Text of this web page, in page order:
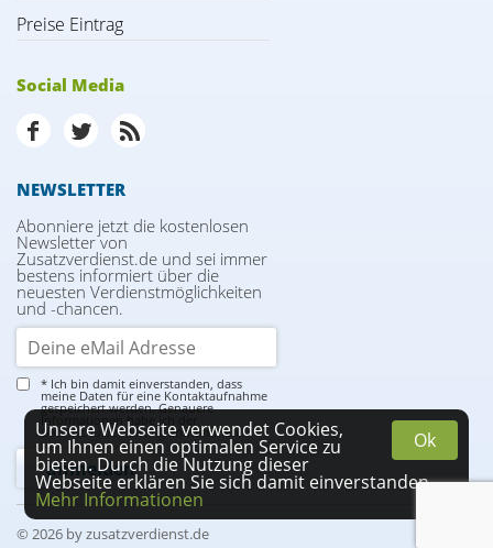
Preise Eintrag
Social Media
NEWSLETTER
Abonniere jetzt die kostenlosen
Newsletter von
Zusatzverdienst.de und sei immer
bestens informiert über die
neuesten Verdienstmöglichkeiten
und -chancen.
* Ich bin damit einverstanden, dass
meine Daten für eine Kontaktaufnahme
gespeichert werden. Genauere
Informationen habe ich der
Datenschutzerklärungentnommen.
© 2026 by zusatzverdienst.de
Ok
Unsere Webseite verwendet Cookies,
um Ihnen einen optimalen Service zu
bieten. Durch die Nutzung dieser
Webseite erklären Sie sich damit einverstanden.
Mehr Informationen